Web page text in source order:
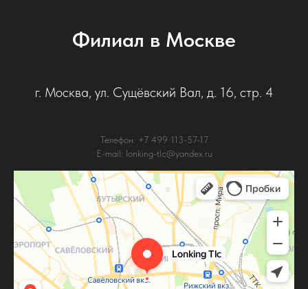
Филиал в Москве
г. Москва, ул. Сущёвский Вал, д. 16, стр. 4
Телефон: +7 499 113-57-17
E-mail: lonking-tlc@yandex.ru